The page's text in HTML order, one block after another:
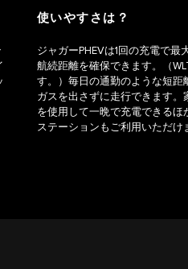
使いやすさは？
ジャガーPHEVは1回の充電で最
航続距離を確保できます。（
す。）毎日の通勤のような短距
ガスを出さずに走行できます。
を使用して一晩で充電できる
ステーションもご利用いただけ